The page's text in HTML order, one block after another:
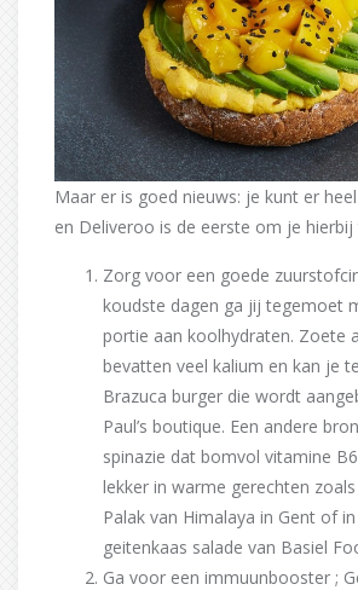
Maar er is goed nieuws: je kunt er
en Deliveroo is de eerste om je hierbij
Zorg voor een goede
koudste dagen ga jij tegemoet
portie aan koolhydraten. Zoete
bevatten veel kalium en kan je
Brazuca burger die wordt
Paul’s boutique. Een andere
spinazie dat bomvol vitamine
lekker in warme gerechten zoals
Palak van Himalaya in Gent of
geitenkaas salade van Basiel
Ga voor een immuunbooster ;